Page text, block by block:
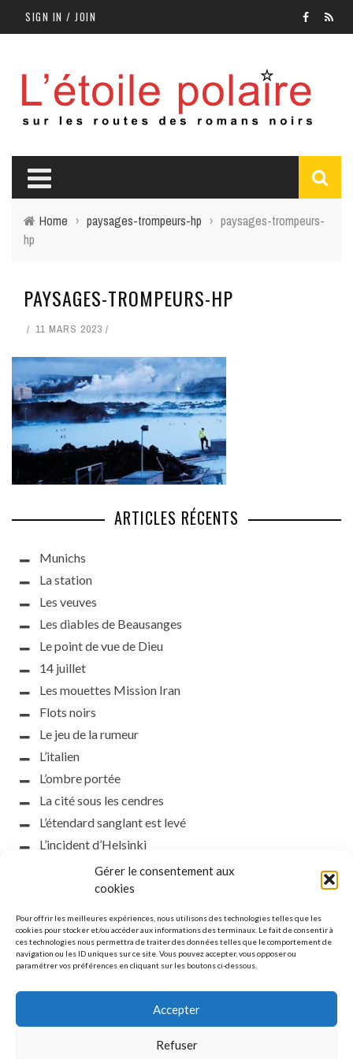
Gérer le consentement aux
cookies
Pour offrir les meilleures expériences, nous utilisons des technologies telles que les
cookies pour stocker et/ou accéder aux informations des terminaux. Le fait de consentir à
ces technologies nous permettra de traiter des données telles que le comportement de
navigation ou les ID uniques sur ce site. Vous pouvez accepter, vous opposer ou
paramétrer vos préférences en cliquant sur les boutons ci-dessous.
Accepter
Refuser
SIGN IN / JOIN
Home › paysages-trompeurs-hp › paysages-trompeurs-
hp
PAYSAGES-TROMPEURS-HP
11 MARS 2023
ARTICLES RÉCENTS
Munichs
La station
Les veuves
Les diables de Beausanges
Le point de vue de Dieu
14 juillet
Les mouettes Mission Iran
Flots noirs
Le jeu de la rumeur
L’italien
L’ombre portée
La cité sous les cendres
L’étendard sanglant est levé
L’incident d’Helsinki
la petite fasciste
Toutes les nuances de la nuit
Que s’obscurcissent le soleil et la lumière
Le silence